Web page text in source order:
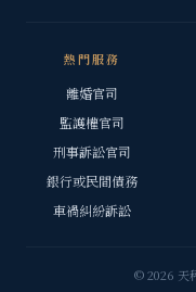
熱門服務
離婚官司
監護權官司
刑事訴訟官司
銀行或民間債務
車禍糾紛訴訟
© 2026 天